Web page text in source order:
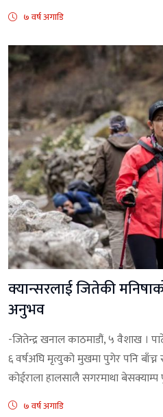
७ वर्ष अगाडि
क्यान्सरलाई जितेकी
अनुभव
-जितेन्द्र खनाल काठमाडौं, ५ वैशाख ।
६ वर्षअघि मृत्युको मुखमा पुगेर पनि
कोईराला हालसालै सगरमाथा
७ वर्ष अगाडि